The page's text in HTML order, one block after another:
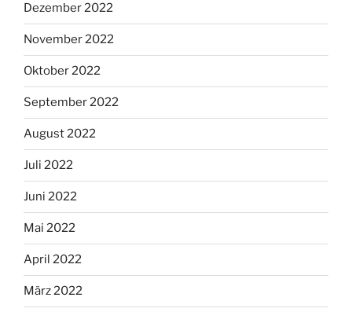
Dezember 2022
November 2022
Oktober 2022
September 2022
August 2022
Juli 2022
Juni 2022
Mai 2022
April 2022
März 2022